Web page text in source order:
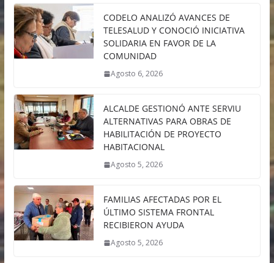
CODELO ANALIZÓ AVANCES DE
TELESALUD Y CONOCIÓ INICIATIVA
SOLIDARIA EN FAVOR DE LA
COMUNIDAD
Agosto 6, 2026
ALCALDE GESTIONÓ ANTE SERVIU
ALTERNATIVAS PARA OBRAS DE
HABILITACIÓN DE PROYECTO
HABITACIONAL
Agosto 5, 2026
FAMILIAS AFECTADAS POR EL
ÚLTIMO SISTEMA FRONTAL
RECIBIERON AYUDA
Agosto 5, 2026